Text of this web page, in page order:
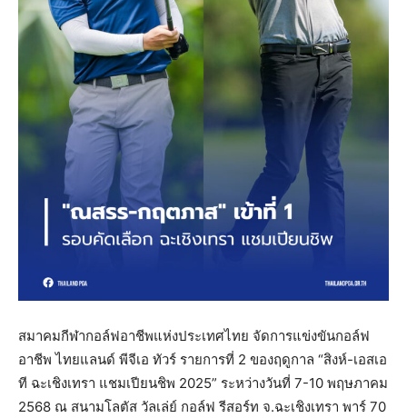
สมาคมกีฬากอล์ฟอาชีพแห่งประเทศไทย จัดการแข่งขันกอล์ฟ
อาชีพ ไทยแลนด์ พีจีเอ ทัวร์ รายการที่ 2 ของฤดูกาล “สิงห์-เอสเอ
ที ฉะเชิงเทรา แชมเปียนชิพ 2025” ระหว่างวันที่ 7-10 พฤษภาคม
2568 ณ สนามโลตัส วัลเล่ย์ กอล์ฟ รีสอร์ท จ.ฉะเชิงเทรา พาร์ 70